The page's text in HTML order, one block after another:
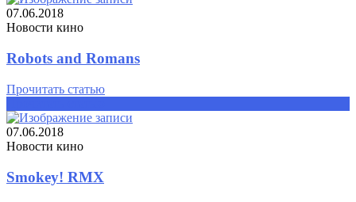
07.06.2018
Новости кино
Robots and Romans
Прочитать статью
07.06.2018
Новости кино
Smokey! RMX